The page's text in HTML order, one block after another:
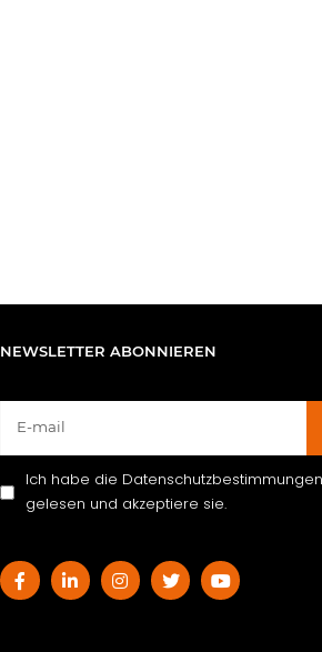
NEWSLETTER ABONNIEREN
Ich habe die
gelesen und akzeptiere sie.